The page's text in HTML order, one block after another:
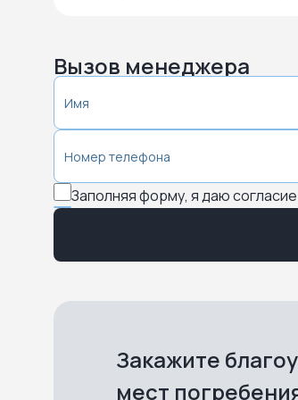
Вызов менеджера
Заполняя форму, я даю
Закажите
мест